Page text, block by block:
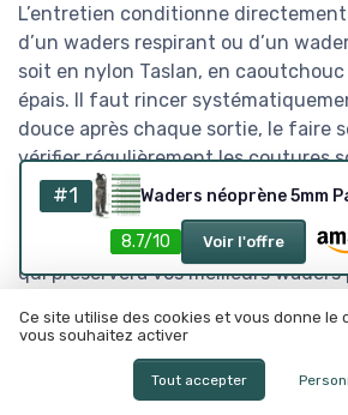
L’entretien conditionne
d’un waders respirant ou d’un
soit en nylon Taslan, en
épais. Il faut rincer
douce après chaque sortie, le faire
vérifier régulièrement les coutures
pour détecter les microfuites. Un
légèrement suspendu, loin des
évite que les couches internes ne
qui préservera vos meilleurs waders
Budget, livraison et
qualité prix : bien
#1
8.7/10 Voir l'offre
Ce site utilise des cookies et vous donne le
vous souhaitez activer
Tout accepter